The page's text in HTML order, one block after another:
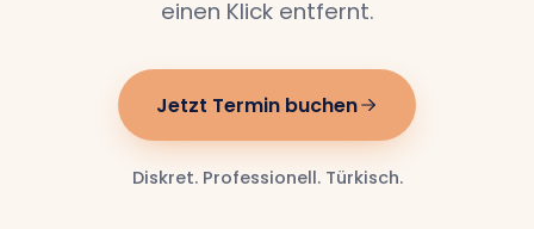
einen Klick entfernt.
Jetzt Termin buchen
Diskret. Professionell. Türkisch.